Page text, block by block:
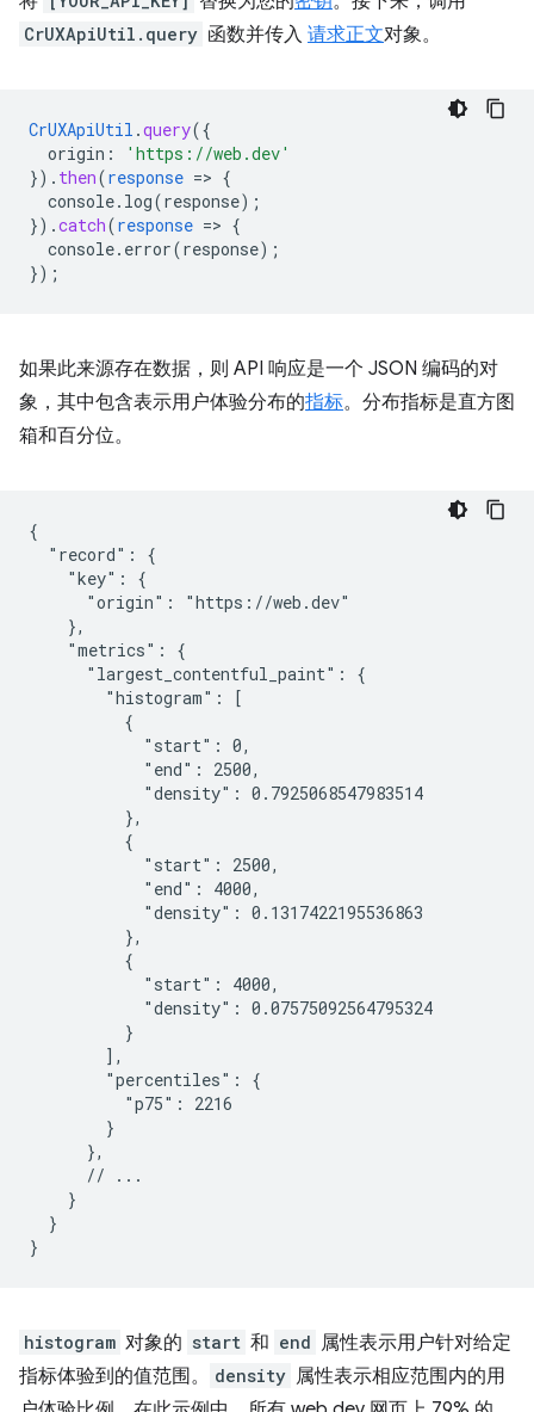
CrUXApiUtil.query 函数并传入 请求正文对象。
CrUXApiUtil .query({
origin :
'https://web.dev'
}) . then(response => {
console.log(response) ;
}) .catch(response => {
console.error(response) ;
});
如果此来源存在数据，则 API 响应是一个 JSON 编码的对
象，其中包含表示用户体验分布的指标。分布指标是直方图
箱和百分位。
{
  "record": {
    "key": {
      "origin": "https://web.dev"
    },
    "metrics": {
      "largest_contentful_paint": {
        "histogram": [
          {
            "start": 0,
            "end": 2500,
            "density": 0.7925068547983514
          },
          {
            "start": 2500,
            "end": 4000,
            "density": 0.1317422195536863
          },
          {
            "start": 4000,
            "density": 0.07575092564795324
          }
        ],
        "percentiles": {
          "p75": 2216
        }
      },
      // ...
    }
  }
histogram 对象的 start 和 end 属性表示用户针对给定
指标体验到的值范围。
density 属性表示相应范围内的用